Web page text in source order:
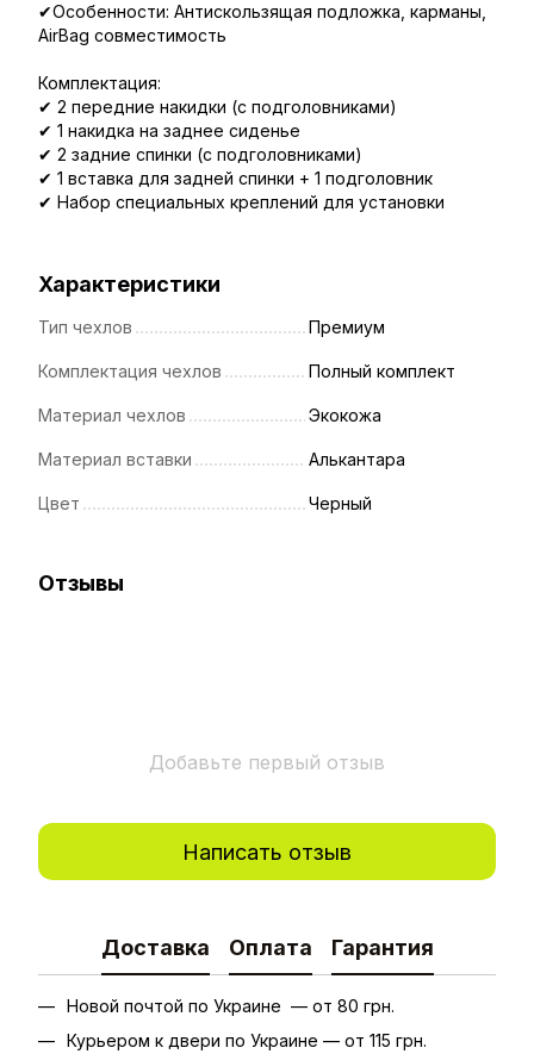
✔Особенности: Антискользящая подложка, карманы,
AirBag совместимость
Комплектация:
✔ 2 передние накидки (с подголовниками)
✔ 1 накидка на заднее сиденье
✔ 2 задние спинки (с подголовниками)
✔ 1 вставка для задней спинки + 1 подголовник
✔ Набор специальных креплений для установки
Характеристики
Тип чехлов Премиум
Комплектация чехлов Полный комплект
Материал чехлов Экокожа
Материал вставки Алькантара
Цвет Черный
Отзывы
Добавьте первый отзыв
Написать отзыв
Доставка Оплата Гарантия
Новой почтой по Украине — от 80 грн.
Курьером к двери по Украине — от 115 грн.